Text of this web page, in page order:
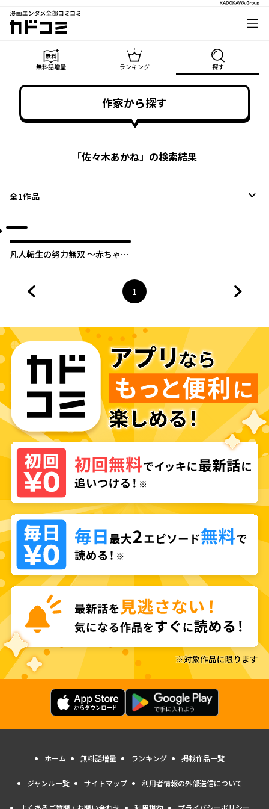
漫画エンタメ全部コミコミ
カドコミ
無料話増量 ランキング 探す
作家から探す
「佐々木あかね」の検索結果
全1作品
凡人転生の努力無双 ～赤ちゃん
にか日本の未来を背負ってまし
ページ
1
へ
ホーム 無料話増量 ランキング 掲載作品一覧
ジャンル一覧 サイトマップ 利用者情報の外部送信について